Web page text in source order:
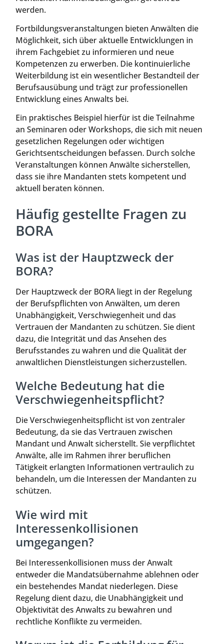
werden.
Fortbildungsveranstaltungen bieten Anwälten die
Möglichkeit, sich über aktuelle Entwicklungen in
ihrem Fachgebiet zu informieren und neue
Kompetenzen zu erwerben. Die kontinuierliche
Weiterbildung ist ein wesentlicher Bestandteil der
Berufsausübung und trägt zur professionellen
Entwicklung eines Anwalts bei.
Ein praktisches Beispiel hierfür ist die Teilnahme
an Seminaren oder Workshops, die sich mit neuen
gesetzlichen Regelungen oder wichtigen
Gerichtsentscheidungen befassen. Durch solche
Veranstaltungen können Anwälte sicherstellen,
dass sie ihre Mandanten stets kompetent und
aktuell beraten können.
Häufig gestellte Fragen zu
BORA
Was ist der Hauptzweck der
BORA?
Der Hauptzweck der BORA liegt in der Regelung
der Berufspflichten von Anwälten, um deren
Unabhängigkeit, Verschwiegenheit und das
Vertrauen der Mandanten zu schützen. Sie dient
dazu, die Integrität und das Ansehen des
Berufsstandes zu wahren und die Qualität der
anwaltlichen Dienstleistungen sicherzustellen.
Welche Bedeutung hat die
Verschwiegenheitspflicht?
Die Verschwiegenheitspflicht ist von zentraler
Bedeutung, da sie das Vertrauen zwischen
Mandant und Anwalt sicherstellt. Sie verpflichtet
Anwälte, alle im Rahmen ihrer beruflichen
Tätigkeit erlangten Informationen vertraulich zu
behandeln, um die Interessen der Mandanten zu
schützen.
Wie wird mit
Interessenkollisionen
umgegangen?
Bei Interessenkollisionen muss der Anwalt
entweder die Mandatsübernahme ablehnen oder
ein bestehendes Mandat niederlegen. Diese
Regelung dient dazu, die Unabhängigkeit und
Objektivität des Anwalts zu bewahren und
rechtliche Konflikte zu vermeiden.